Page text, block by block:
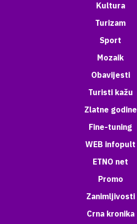
Kultura
Turizam
Sport
Mozaik
Obavijesti
Turisti kažu
Zlatne godine
Fine-tuning
WEB infopult
ETNO net
Promo
Zanimljivosti
Crna kronika